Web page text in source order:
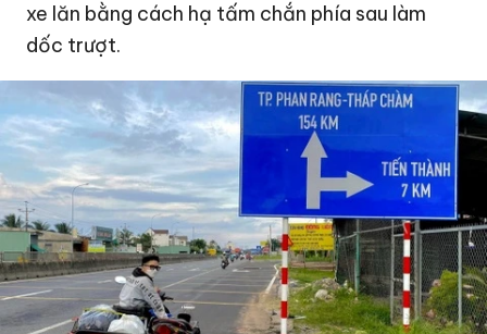
xe lăn bằng cách hạ tấm chắn phía sau làm
dốc trượt.